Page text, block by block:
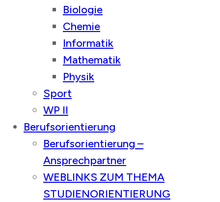
Biologie
Chemie
Informatik
Mathematik
Physik
Sport
WP II
Berufsorientierung
Berufsorientierung –
Ansprechpartner
WEBLINKS ZUM THEMA
STUDIENORIENTIERUNG